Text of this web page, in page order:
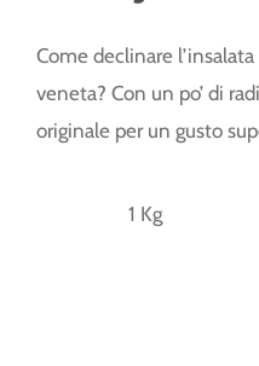
Come declinare
veneta? Con un po’ di
originale per un gusto
1 Kg